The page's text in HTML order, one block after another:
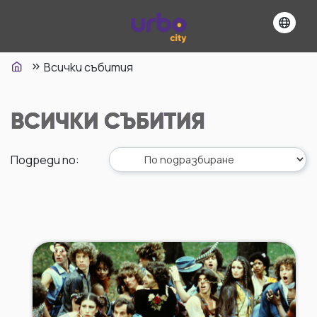
Всички събития
ВСИЧКИ СЪБИТИЯ
Подреди по: